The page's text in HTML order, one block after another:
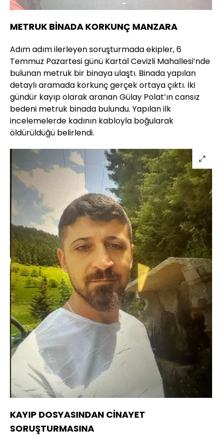
METRUK BİNADA KORKUNÇ MANZARA
Adım adım ilerleyen soruşturmada ekipler, 6
Temmuz Pazartesi günü Kartal Cevizli Mahallesi’nde
bulunan metruk bir binaya ulaştı. Binada yapılan
detaylı aramada korkunç gerçek ortaya çıktı. İki
gündür kayıp olarak aranan Gülay Polat’ın cansız
bedeni metruk binada bulundu. Yapılan ilk
incelemelerde kadının kabloyla boğularak
öldürüldüğü belirlendi.
KAYIP DOSYASINDAN CİNAYET
SORUŞTURMASINA